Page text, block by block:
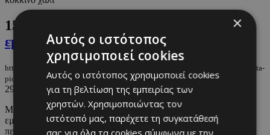
15.
H Margot Robbie με ένα από τα πιο
εμβληματικά κοσμήματα στην ιστορία
https://m.must.com.cy/gr/fashion/fashion-news/h-margot-robbie-me-ena-apo-ta-
pio-emblimatika-kosmimata-stin-istoria
29/01/2026| FASHION NEWS
Με το κόσμημα της θρυλικής Elizabeth Taylor, ενός από τα πιο
εμβληματικά κοσμήματα στην ιστορία του Hollywood, αξίας
περίπου ...
×
Αυτός ο ιστότοπος
χρησιμοποιεί cookies
Αυτός ο ιστότοπος χρησιμοποιεί cookies
για τη βελτίωση της εμπειρίας των
χρηστών. Χρησιμοποιώντας τον
ιστότοπό μας, παρέχετε τη συγκατάθεσή
σας για όλα τα cookies σύμφωνα με την